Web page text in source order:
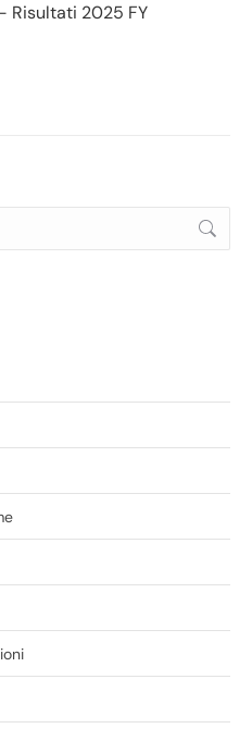
Risultati 2025 FY